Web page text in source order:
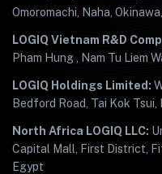
Omoromachi, Naha,
LOGIQ Vietnam R&D
Pham Hung , Nam Tu Liem
LOGIQ Holdings Limited:
Bedford Road, Tai Kok
North Africa LOGIQ LLC:
Capital Mall, First District,
Egypt